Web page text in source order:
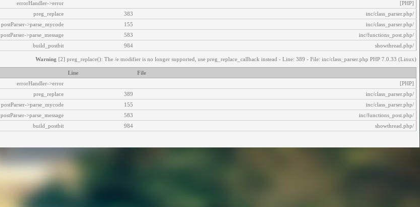
[PHP]
errorHandler->error
/inc/class_parser.php
383
preg_replace
/inc/class_parser.php
155
postParser->parse_mycode
/inc/functions_post.php
583
postParser->parse_message
/showthread.php
984
build_postbit
Warning [2] preg_replace(): The /e modifier is no longer supported, use preg_replace_callback instead - Line: 389 - File: inc/class_parser.php PHP 7.0.33 (Linux)
File
Line
[PHP]
errorHandler->error
/inc/class_parser.php
389
preg_replace
/inc/class_parser.php
155
postParser->parse_mycode
/inc/functions_post.php
583
postParser->parse_message
/showthread.php
984
build_postbit